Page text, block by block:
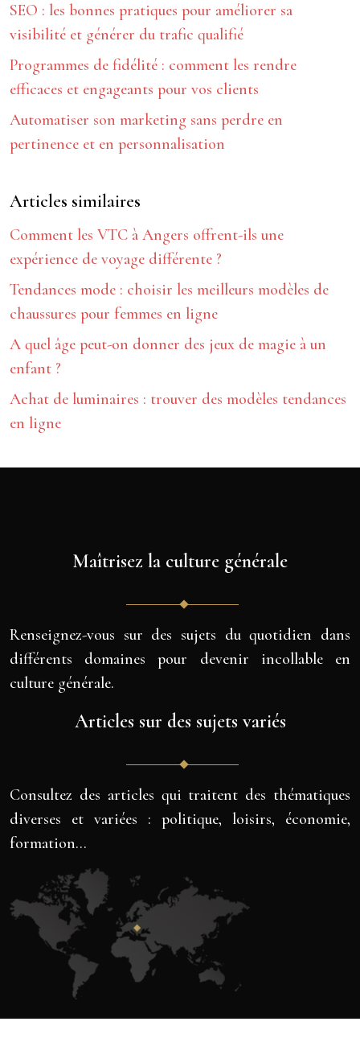
SEO : les bonnes pratiques pour améliorer sa
visibilité et générer du trafic qualifié
Programmes de fidélité : comment les rendre
efficaces et engageants pour vos clients
Automatiser son marketing sans perdre en
pertinence et en personnalisation
Articles similaires
Comment les VTC à Angers offrent-ils une
expérience de voyage différente ?
Tendances mode : choisir les meilleurs modèles de
chaussures pour femmes en ligne
A quel âge peut-on donner des jeux de magie à un
enfant ?
Achat de luminaires : trouver des modèles tendances
en ligne
Maîtrisez la culture générale
Renseignez-vous sur des sujets du quotidien dans
différents domaines pour devenir incollable en
culture générale.
Articles sur des sujets variés
Consultez des articles qui traitent des thématiques
diverses et variées : politique, loisirs, économie,
formation…